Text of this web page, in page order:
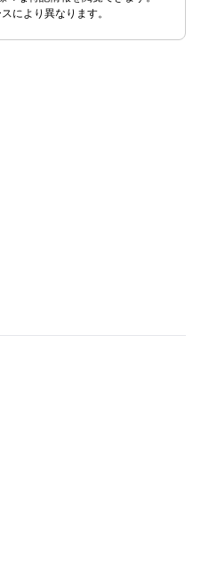
により異なります。